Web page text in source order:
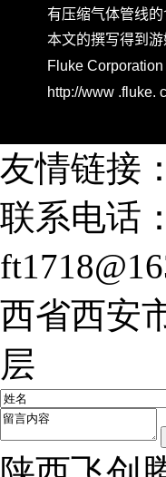
友情链接：
联系电话
西省西安
层